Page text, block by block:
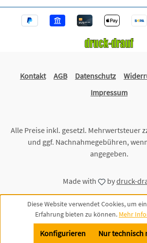
Kontakt AGB Datenschutz
Impressum
Alle Preise inkl. gesetzl. Mehrwertsteuer
und ggf. Nachnahmegebühren,
angegeben.
Made with bydruck-
Diese Website verwendet Cookies, um
Erfahrung bieten zu können. Mehr
Nur technisch
Konfigurieren